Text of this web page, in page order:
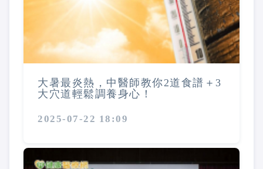
大暑最炎熱，中醫師教你2道食譜＋3
大穴道輕鬆調養身心！
2025-07-22 18:09